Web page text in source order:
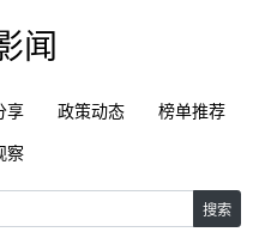
闻
享 政策动态
榜单推荐
察
搜索